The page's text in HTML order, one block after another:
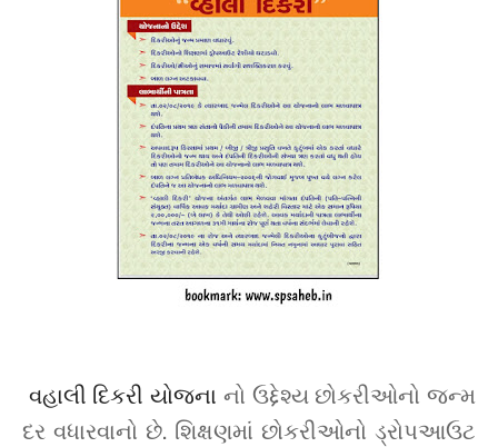
વહાલી દિકરી યોજના નો ઉદ્દેશ્ય છોકરીઓનો જન્મ
દર વધારવાનો છે. શિક્ષણમાં છોકરીઓનો ડ્રોપઆઉટ